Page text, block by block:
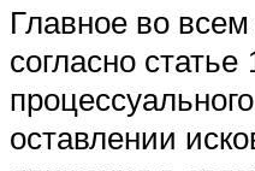
Главное во
согласно
оставлении